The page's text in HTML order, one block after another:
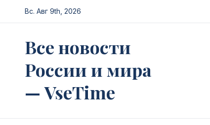
Перейти
к
Вс. Авг 9th, 2026
Все новости
России и мира
— VseTime